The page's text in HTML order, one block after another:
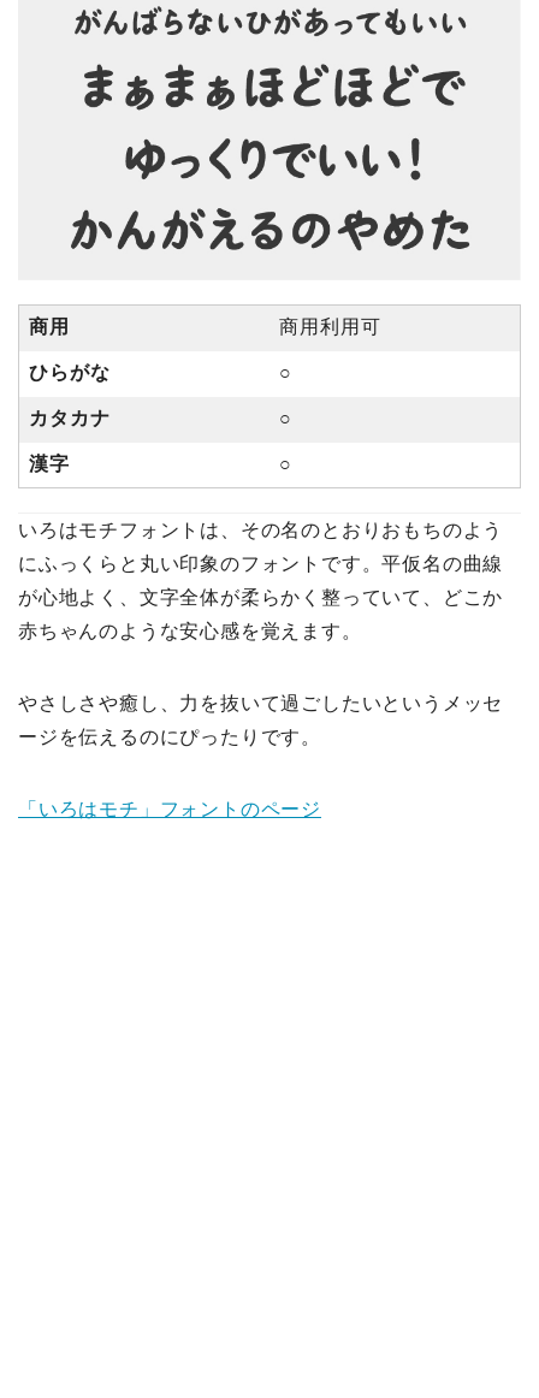
商用 商用利用可
ひらがな ○
カタカナ ○
漢字 ○
いろはモチフォントは、その名のとおりおもちのよう
にふっくらと丸い印象のフォントです。平仮名の曲線
が心地よく、文字全体が柔らかく整っていて、どこか
赤ちゃんのような安心感を覚えます。
やさしさや癒し、力を抜いて過ごしたいというメッセ
ージを伝えるのにぴったりです。
「いろはモチ」フォントのページ